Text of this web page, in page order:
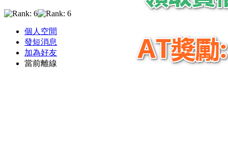
個人空間
發短消息
加為好友
當前離線